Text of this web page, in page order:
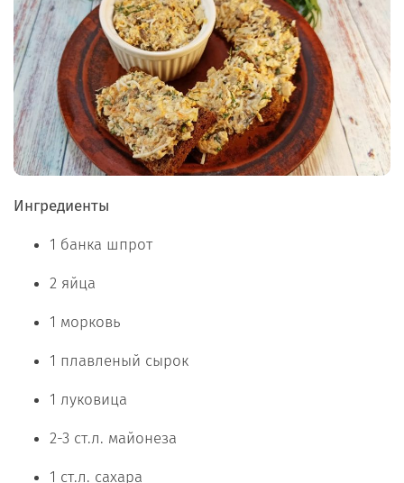
Ингредиенты
1 банка шпрот
2 яйца
1 морковь
1 плавленый сырок
1 луковица
2-3 ст.л. майонеза
1 ст.л. сахара